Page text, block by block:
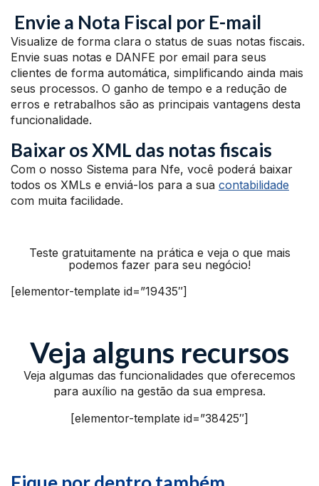
Envie a Nota Fiscal por E-mail
Visualize de forma clara o status de suas notas fiscais.
Envie suas notas e DANFE por email para seus
clientes de forma automática, simplificando ainda mais
seus processos. O ganho de tempo e a redução de
erros e retrabalhos são as principais vantagens desta
funcionalidade.
Baixar os XML das notas fiscais
Com o nosso Sistema para Nfe, você poderá baixar
todos os XMLs e enviá-los para a sua contabilidade
com muita facilidade.
Teste gratuitamente na prática e veja o que mais
podemos fazer para seu negócio!
[elementor-template id=”19435″]
Veja alguns recursos
Veja algumas das funcionalidades que oferecemos
para auxílio na gestão da sua empresa.
[elementor-template id=”38425″]